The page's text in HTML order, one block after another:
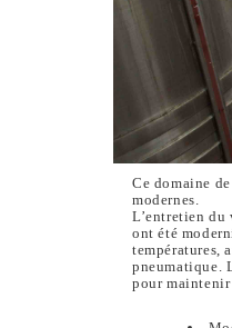
Ce domaine
modernes.
L’entretien
ont été
températures,
pneumatique.
pour maintenir